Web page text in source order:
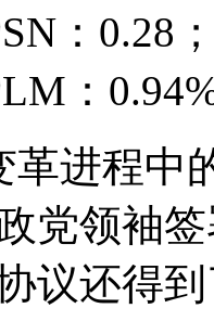
：0.28
：
革进程中
党领袖
议还得